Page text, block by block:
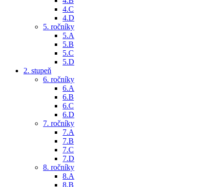
4.C
4.D
5. ročníky
5.A
5.B
5.C
5.D
2. stupeň
6. ročníky
6.A
6.B
6.C
6.D
7. ročníky
7.A
7.B
7.C
7.D
8. ročníky
8.A
8.B